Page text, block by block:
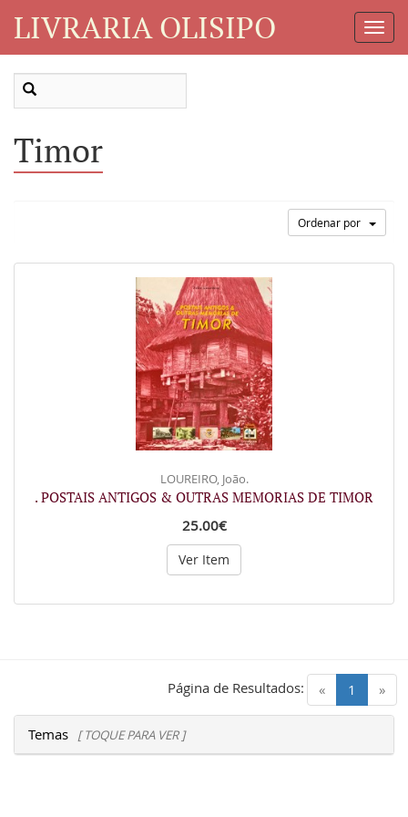
LIVRARIA OLISIPO
Timor
Ordenar por
LOUREIRO, João.
. POSTAIS ANTIGOS & OUTRAS MEMORIAS DE TIMOR
25.00€
Ver Item
« 1 (current)
»
Página de Resultados:
Temas [ TOQUE PARA VER ]